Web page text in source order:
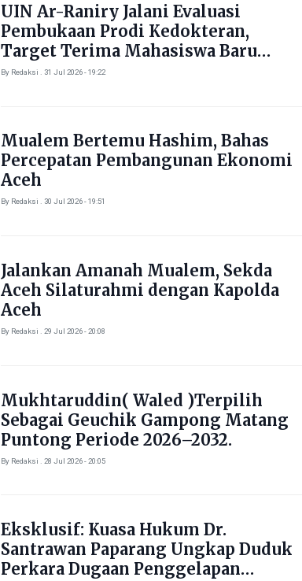
UIN Ar-Raniry Jalani Evaluasi
Pembukaan Prodi Kedokteran,
Target Terima Mahasiswa Baru
Tahun Ini
By Redaksi . 31 Jul 2026 - 19:22
Mualem Bertemu Hashim, Bahas
Percepatan Pembangunan Ekonomi
Aceh
By Redaksi . 30 Jul 2026 - 19:51
Jalankan Amanah Mualem, Sekda
Aceh Silaturahmi dengan Kapolda
Aceh
By Redaksi . 29 Jul 2026 - 20:08
Mukhtaruddin( Waled )Terpilih
Sebagai Geuchik Gampong Matang
Puntong Periode 2026–2032.
By Redaksi . 28 Jul 2026 - 20:05
Eksklusif: Kuasa Hukum Dr.
Santrawan Paparang Ungkap Duduk
Perkara Dugaan Penggelapan